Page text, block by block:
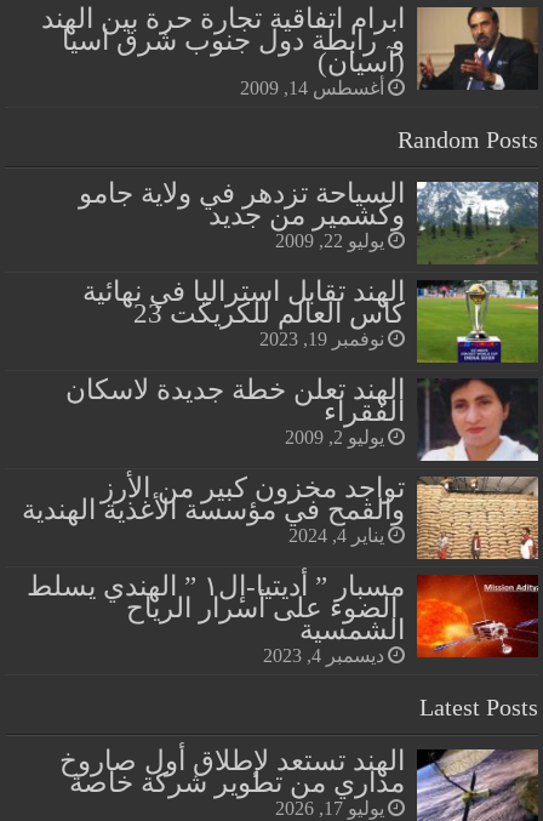
ابرام اتفاقية تجارة حرة بين الهند
و رابطة دول جنوب شرق اسيا
(آسيان)
أغسطس 14, 2009
Random Posts
السياحة تزدهر في ولاية جامو
وكشمير من جديد
يوليو 22, 2009
الهند تقابل استراليا في نهائية
كاس العالم للكريكت 23
نوفمبر 19, 2023
الهند تعلن خطة جديدة لاسكان
الفقراء
يوليو 2, 2009
تواجد مخزون كبير من الأرز
والقمح في مؤسسة الأغذية الهندية
يناير 4, 2024
مسبار ” أديتيا-إل١ ” الهندي يسلط
الضوء على أسرار الرياح
الشمسية
ديسمبر 4, 2023
Latest Posts
الهند تستعد لإطلاق أول صاروخ
مداري من تطوير شركة خاصة
يوليو 17, 2026